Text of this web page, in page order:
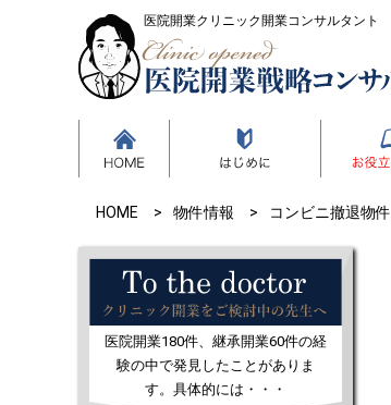
医院開業クリニック開業コンサルタント
HOME 物件情報 コンビニ撤退物件
医院開業180件、継承開業60件の経
験の中で発見したことがありま
す。具体的には・・・